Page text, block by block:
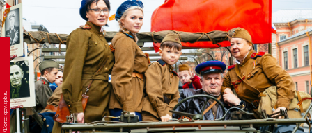
Фото: gov.spb.ru